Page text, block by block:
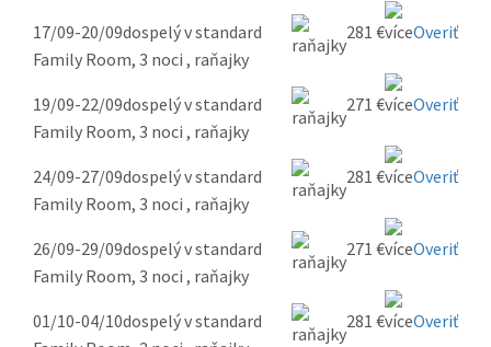
17/09-20/09dospelý v standard
Family Room, 3 noci , raňajky
281 € Overiť
19/09-22/09dospelý v standard
Family Room, 3 noci , raňajky
271 € Overiť
24/09-27/09dospelý v standard
Family Room, 3 noci , raňajky
281 € Overiť
26/09-29/09dospelý v standard
Family Room, 3 noci , raňajky
271 € Overiť
01/10-04/10dospelý v standard
281 € Overiť